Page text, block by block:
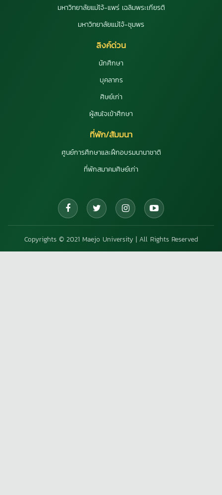
มหาวิทยาลัยแม่โจ้-แพร่ เฉลิมพระเกียรติ
มหาวิทยาลัยแม่โจ้-ชุมพร
ลิงค์ด่วน
นักศึกษา
บุคลากร
ศิษย์เก่า
ผู้สนใจเข้าศึกษา
ที่พัก/สัมมนา
ศูนย์การศึกษาและฝึกอบรมนานาชาติ
ที่พักสมาคมศิษย์เก่า
Copyrights © 2021 Maejo University | All Rights Reserved